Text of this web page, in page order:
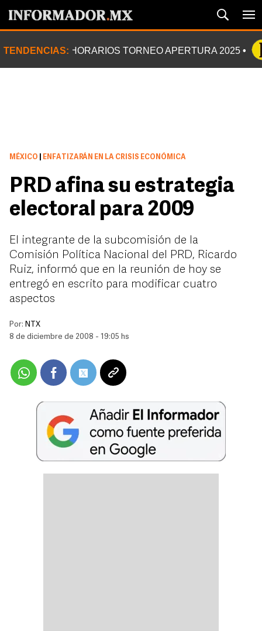
TENDENCIAS: HORARIOS TORNEO APERTURA 2025
MÉXICO ENFATIZARÁN EN LA CRISIS ECONÓMICA
PRD afina su estrategia
electoral para 2009
El integrante de la subcomisión de la
Comisión Política Nacional del PRD, Ricardo
Ruiz, informó que en la reunión de hoy se
entregó en escrito para modificar cuatro
aspectos
Por: NTX
8 de diciembre de 2008 - 19:05 hs